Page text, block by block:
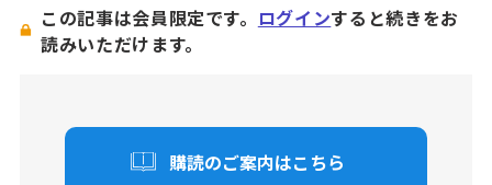
この記事は会員限定です。 ログインすると続きをお
読みいただけます。
購読のご案内はこちら